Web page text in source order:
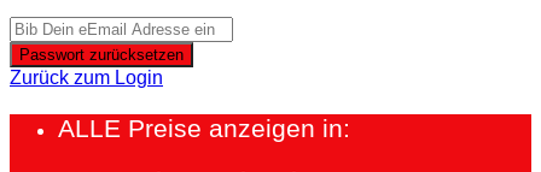
Passwort zurücksetzen
Zurück zum Login
ALLE Preise anzeigen in: